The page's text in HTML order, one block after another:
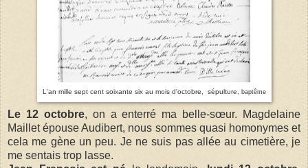
L'an mille sept cent soixante six au mois d'octobre, sépulture, baptême
Le 12 octobre, on a enterré ma belle-sœur. Magdelaine
Maillet épouse Audibert, nous sommes quasi homonymes et
cela me gène un peu. Je ne suis pas allée au cimetière, je
me sentais trop lasse.